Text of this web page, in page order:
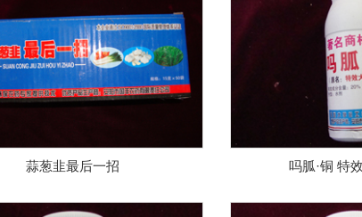
蒜葱韭最后一招 吗胍·铜 特